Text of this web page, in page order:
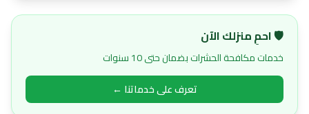
🛡️ احمِ منزلك الآن
خدمات مكافحة الحشرات بضمان حتى 10 سنوات
تعرف على خدماتنا ←